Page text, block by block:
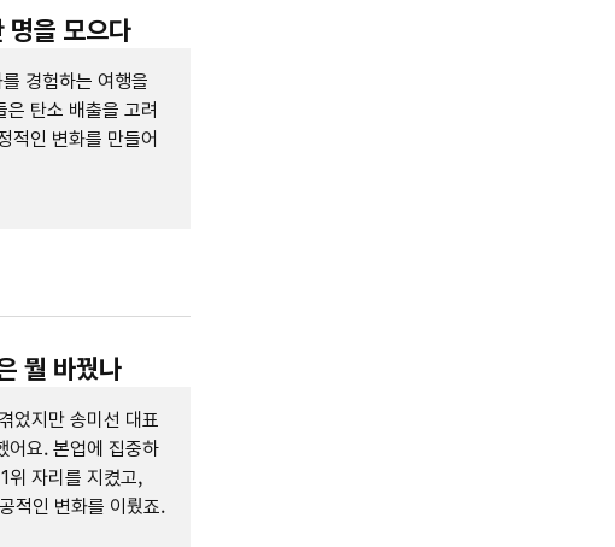
명을 모으다
경험하는 여행을
탄소 배출을 고려
적인 변화를 만들어
뭘 바꿨나
었지만 송미선 대표
어요. 본업에 집중하
위 자리를 지켰고,
적인 변화를 이뤘죠.